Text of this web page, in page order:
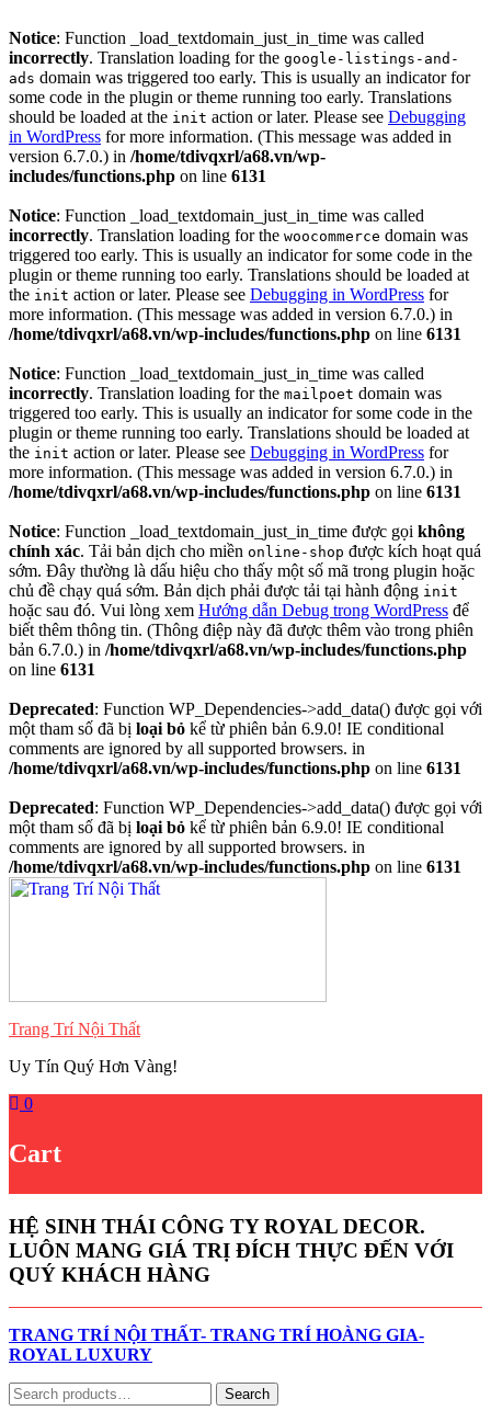
Notice: Function _load_textdomain_just_in_time was called
incorrectly. Translation loading for the google-listings-and-
ads domain was triggered too early. This is usually an indicator for
some code in the plugin or theme running too early. Translations
should be loaded at the init action or later. Please see Debugging
in WordPress for more information. (This message was added in
version 6.7.0.) in /home/tdivqxrl/a68.vn/wp-
includes/functions.php on line 6131
Notice: Function _load_textdomain_just_in_time was called
incorrectly. Translation loading for the woocommerce domain was
triggered too early. This is usually an indicator for some code in the
plugin or theme running too early. Translations should be loaded at
the init action or later. Please see Debugging in WordPress for
more information. (This message was added in version 6.7.0.) in
/home/tdivqxrl/a68.vn/wp-includes/functions.php on line 6131
Notice: Function _load_textdomain_just_in_time was called
incorrectly. Translation loading for the mailpoet domain was
triggered too early. This is usually an indicator for some code in the
plugin or theme running too early. Translations should be loaded at
the init action or later. Please see Debugging in WordPress for
more information. (This message was added in version 6.7.0.) in
/home/tdivqxrl/a68.vn/wp-includes/functions.php on line 6131
Notice: Function _load_textdomain_just_in_time được gọi không
chính xác. Tải bản dịch cho miền online-shop được kích hoạt quá
sớm. Đây thường là dấu hiệu cho thấy một số mã trong plugin hoặc
chủ đề chạy quá sớm. Bản dịch phải được tải tại hành động init
hoặc sau đó. Vui lòng xem Hướng dẫn Debug trong WordPress để
biết thêm thông tin. (Thông điệp này đã được thêm vào trong phiên
bản 6.7.0.) in /home/tdivqxrl/a68.vn/wp-includes/functions.php
on line 6131
Deprecated: Function WP_Dependencies->add_data() được gọi với
một tham số đã bị loại bỏ kể từ phiên bản 6.9.0! IE conditional
comments are ignored by all supported browsers. in
/home/tdivqxrl/a68.vn/wp-includes/functions.php on line 6131
Deprecated: Function WP_Dependencies->add_data() được gọi với
một tham số đã bị loại bỏ kể từ phiên bản 6.9.0! IE conditional
comments are ignored by all supported browsers. in
/home/tdivqxrl/a68.vn/wp-includes/functions.php on line 6131
Skip
Trang Trí Nội Thất
Uy Tín Quý Hơn Vàng!
0
Cart
HỆ SINH THÁI CÔNG TY ROYAL DECOR.
LUÔN MANG GIÁ TRỊ ĐÍCH THỰC ĐẾN VỚI
QUÝ KHÁCH HÀNG
TRANG TRÍ NỘI THẤT- TRANG TRÍ HOÀNG GIA-
ROYAL LUXURY
Search
for:
Search